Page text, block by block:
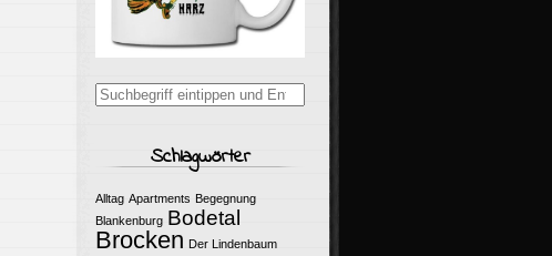
Suchergebnisse
für:
Schlagwörter
Alltag Apartments Begegnung
Blankenburg Bodetal
Brocken Der Lindenbaum